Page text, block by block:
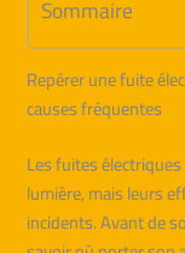
Sommaire
Repérer une fuite
causes fréquentes
Les fuites
lumière, mais leurs
incidents. Avant de